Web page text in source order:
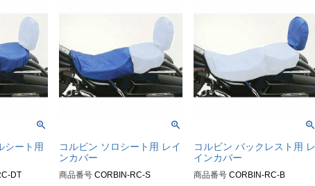
シート用
DT
コルビン ソロシート用 レイ
ンカバー
商品番号 CORBIN-RC-S
コルビン バックレスト用 レ
インカバー
商品番号 CORBIN-RC-B